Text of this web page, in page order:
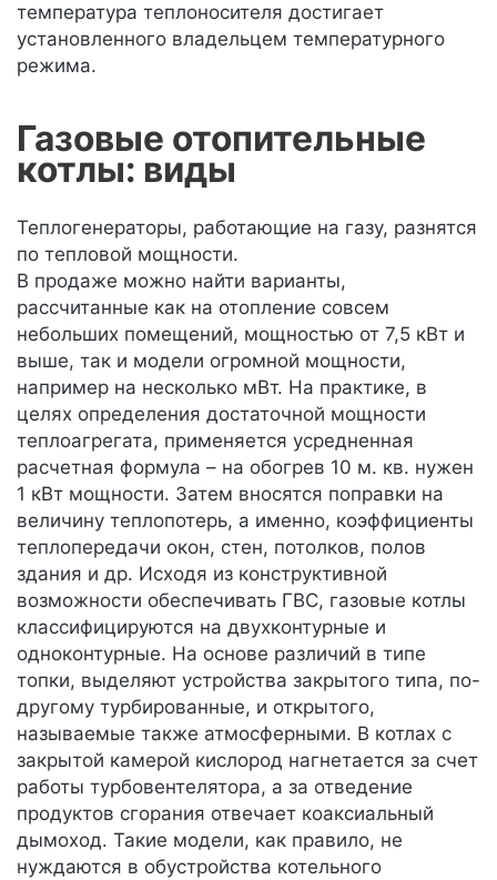
температура теплоносителя достигает
установленного владельцем температурного
режима.
Газовые отопительные
котлы: виды
Теплогенераторы, работающие на газу, разнятся
по тепловой мощности.
В продаже можно найти варианты,
рассчитанные как на отопление совсем
небольших помещений, мощностью от 7,5 кВт и
выше, так и модели огромной мощности,
например на несколько мВт. На практике, в
целях определения достаточной мощности
теплоагрегата, применяется усредненная
расчетная формула – на обогрев 10 м. кв. нужен
1 кВт мощности. Затем вносятся поправки на
величину теплопотерь, а именно, коэффициенты
теплопередачи окон, стен, потолков, полов
здания и др. Исходя из конструктивной
возможности обеспечивать ГВС, газовые котлы
классифицируются на двухконтурные и
одноконтурные. На основе различий в типе
топки, выделяют устройства закрытого типа, по-
другому турбированные, и открытого,
называемые также атмосферными. В котлах с
закрытой камерой кислород нагнетается за счет
работы турбовентелятора, а за отведение
продуктов сгорания отвечает коаксиальный
дымоход. Такие модели, как правило, не
нуждаются в обустройства котельного